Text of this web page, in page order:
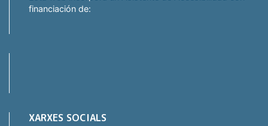
financiación de:
XARXES SOCIALS